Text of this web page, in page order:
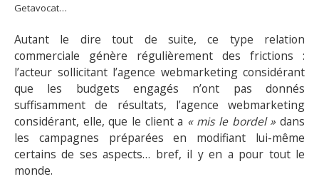
Getavocat…
Autant le dire tout de suite, ce type relation
commerciale génère régulièrement des frictions :
l’acteur sollicitant l’agence webmarketing considérant
que les budgets engagés n’ont pas donnés
suffisamment de résultats, l’agence webmarketing
considérant, elle, que le client a « mis le bordel » dans
les campagnes préparées en modifiant lui-même
certains de ses aspects… bref, il y en a pour tout le
monde.